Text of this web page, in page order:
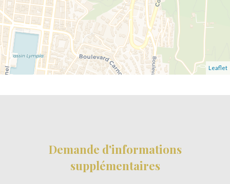
Leaflet
Demande d'informations
supplémentaires